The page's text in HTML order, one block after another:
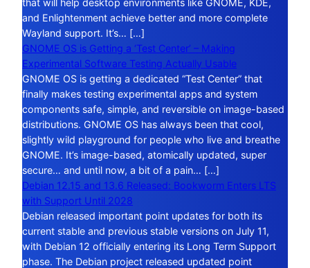
that will help desktop environments like GNOME, KDE,
and Enlightenment achieve better and more complete
Wayland support. It’s… […]
GNOME OS is Getting a ‘Test Center’ – Making
Experimental Software Testing Actually Usable
GNOME OS is getting a dedicated “Test Center” that
finally makes testing experimental apps and system
components safe, simple, and reversible on image-based
distributions. GNOME OS has always been that cool,
slightly wild playground for people who live and breathe
GNOME. It’s image-based, atomically updated, super
secure… and until now, a bit of a pain… […]
Debian 12.15 and 13.6 Released: Bookworm Enters LTS
with Support Until 2028
Debian released important point updates for both its
current stable and previous stable versions on July 11,
with Debian 12 officially entering its Long Term Support
phase. The Debian project released updated point